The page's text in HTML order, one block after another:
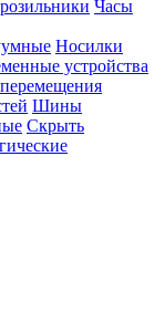
Часы
Носилки
устройства
Шины
Скрыть